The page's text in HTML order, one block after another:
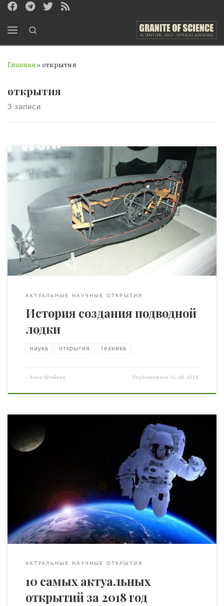
Перейти к содержимому
Главная » открытия
открытия
3 записи
Нигде нет и быть не может такого равенства судеб и
ответственности личного состава, как на подводном
корабле, где в боевом походе либо все побеждают, либо
все погибают. – В.Дыгало С давних времен пытливый
человеческий ум стремился проникнуть в тайны
морских глубин. История не сохранила точных
сведений о том, когда человек впервые […]
АКТУАЛЬНЫЕ НАУЧНЫЕ ОТКРЫТИЯ
История создания подводной
лодки
наука открытия техника
- Анна Штайнер Опубликовано01.06.2019
В 2018 году учёными были произведены различные
научные и технологические открытия в разных
областях и отраслях науки. Некоторые из событий
вошли в топ-10 самых актуальных открытий в науке за
2018 год. 1. Состоялся первый тестовый полёт
американской ракеты-носителя тяжёлого класса Falcon
Heavy В феврале 2018 компанией Space X был проведен
АКТУАЛЬНЫЕ НАУЧНЫЕ ОТКРЫТИЯ
10 самых актуальных
открытий за 2018 год